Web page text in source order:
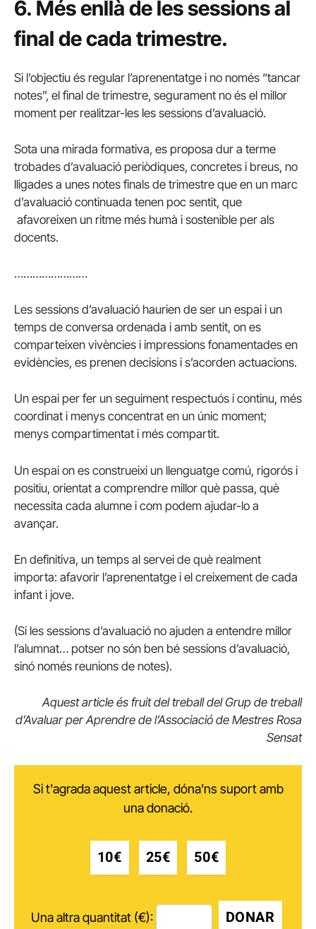
6. Més enllà de les sessions al
final de cada trimestre.
Si l’objectiu és regular l’aprenentatge i no només “tancar
notes”, el final de trimestre, segurament no és el millor
moment per realitzar-les les sessions d’avaluació.
Sota una mirada formativa, es proposa dur a terme
trobades d’avaluació periòdiques, concretes i breus, no
lligades a unes notes finals de trimestre que en un marc
d’avaluació continuada tenen poc sentit, que
afavoreixen un ritme més humà i sostenible per als
docents.
……………………
Les sessions d’avaluació haurien de ser un espai i un
temps de conversa ordenada i amb sentit, on es
comparteixen vivències i impressions fonamentades en
evidències, es prenen decisions i s’acorden actuacions.
Un espai per fer un seguiment respectuós i continu, més
coordinat i menys concentrat en un únic moment;
menys compartimentat i més compartit.
Un espai on es construeixi un llenguatge comú, rigorós i
positiu, orientat a comprendre millor què passa, què
necessita cada alumne i com podem ajudar-lo a
avançar.
En definitiva, un temps al servei de què realment
importa: afavorir l’aprenentatge i el creixement de cada
infant i jove.
(Si les sessions d’avaluació no ajuden a entendre millor
l’alumnat… potser no són ben bé sessions d’avaluació,
sinó només reunions de notes).
Aquest article és fruit del treball del Grup de treball
d’Avaluar per Aprendre de l’Associació de Mestres Rosa
Sensat
Si t'agrada aquest article, dóna'ns suport amb
una donació.
10€ 25€ 50€
Una altra quantitat (€): DONAR